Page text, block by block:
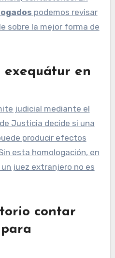
podemos revisar
sobre la mejor forma de
exequátur en
Justicia decide si una
producir efectos
esta homologación, en
juez extranjero no es
contar